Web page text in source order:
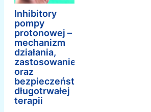
Inhibitory
pompy
protonowej –
mechanizm
działania,
zastosowanie
oraz
bezpieczeństwo
długotrwałej
terapii